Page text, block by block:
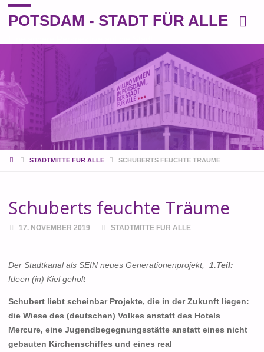
POTSDAM - STADT FÜR ALLE
STARTSTADTMITTE FÜR ALLE SCHUBERTS FEUCHTE TRÄUME
Schuberts feuchte Träume
17. NOVEMBER 2019 STADTMITTE FÜR ALLE
Der Stadtkanal als SEIN neues Generationenprojekt; 1.Teil:
Ideen (in) Kiel geholt
Schubert liebt scheinbar Projekte, die in der Zukunft liegen:
die Wiese des (deutschen) Volkes anstatt des Hotels
Mercure, eine Jugendbegegnungsstätte anstatt eines nicht
gebauten Kirchenschiffes und eines real